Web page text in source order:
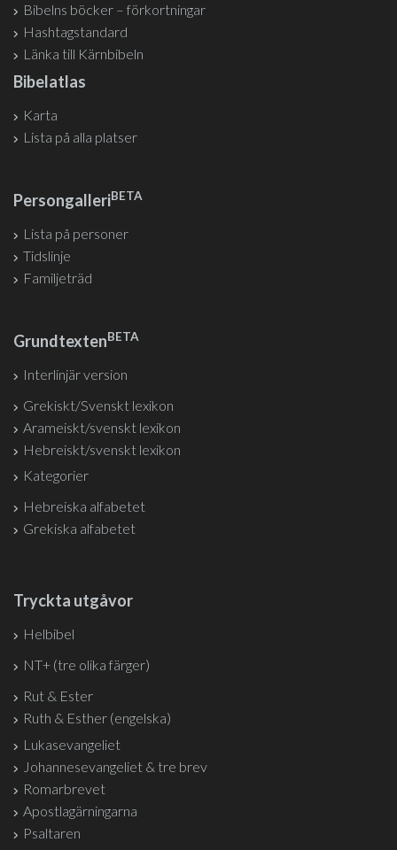
Bibelns böcker – förkortningar
Hashtagstandard
Länka till Kärnbibeln
Bibelatlas
Karta
Lista på alla platser
PersongalleriBETA
Lista på personer
Tidslinje
Familjeträd
GrundtextenBETA
Interlinjär version
Grekiskt/Svenskt lexikon
Arameiskt/svenskt lexikon
Hebreiskt/svenskt lexikon
Kategorier
Hebreiska alfabetet
Grekiska alfabetet
Tryckta utgåvor
Helbibel
NT+ (tre olika färger)
Rut & Ester
Ruth & Esther (engelska)
Lukasevangeliet
Johannesevangeliet & tre brev
Romarbrevet
Apostlagärningarna
Psaltaren